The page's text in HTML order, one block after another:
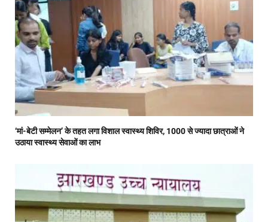
‘मां-बेटी सम्मेलन’ के तहत लगा विशाल स्वास्थ्य शिविर, 1000 से ज्यादा छात्राओं ने
उठाया स्वास्थ्य सेवाओं का लाभ